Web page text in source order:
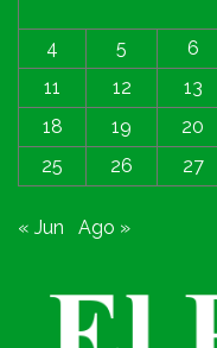
4
5 6
11
12 13
18
19 20
25
26 27
« Jun Ago »